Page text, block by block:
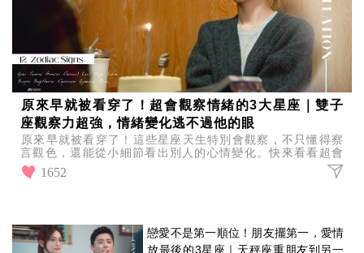
原來早就被看穿了！超會觀察情緒的3大星座｜雙子
座觀察力超強，情緒變化逃不過他的眼
原來早就被看穿了！這些星座天生特別會觀察，不只懂得察
言觀色，還能從小細節看出別人的心情變化。快來看看超會
觀察情緒的3大星座，你或朋友上榜了嗎？
1652
戀愛不是第一順位！朋友擺第一，愛情
放最後的3星座｜天秤座重朋友到另一